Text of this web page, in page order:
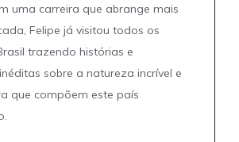
uma carreira que abrange mais
Felipe já visitou todos os
trazendo histórias e
sobre a natureza incrível e
que compõem este país